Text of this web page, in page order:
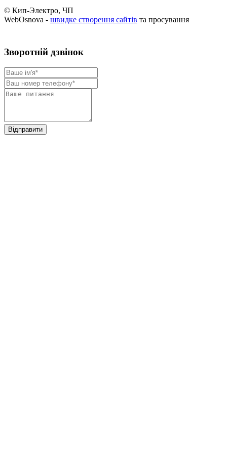
© Кип-Электро, ЧП
WebOsnova - швидке створення сайтів та просування
Зворотнiй дзвiнок